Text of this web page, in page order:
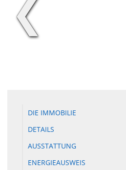
❮
DIE IMMOBILIE
DETAILS
AUSSTATTUNG
ENERGIEAUSWEIS